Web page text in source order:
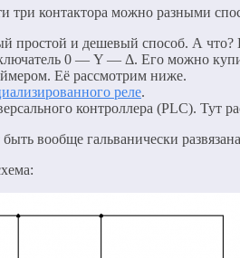
три контактора можно разными
простой и дешевый способ. А что?
0 — Y — Δ. Его можно
Её рассмотрим ниже.
реле.
контроллера (PLC). Тут
вообще гальванически